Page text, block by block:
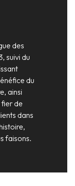
des
suivi du
du
ainsi
de
dans
faisons.